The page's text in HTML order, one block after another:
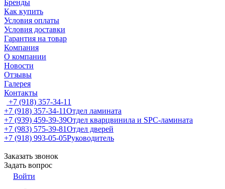
Бренды
Как купить
Условия оплаты
Условия доставки
Гарантия на товар
Компания
О компании
Новости
Отзывы
Галерея
Контакты
+7 (918) 357-34-11
+7 (918) 357-34-11Отдел ламината
+7 (939) 459-39-39Отдел кварцвинила и SPC-ламината
+7 (983) 575-39-81Отдел дверей
+7 (918) 993-05-05Руководитель
Заказать звонок
Задать вопрос
Войти